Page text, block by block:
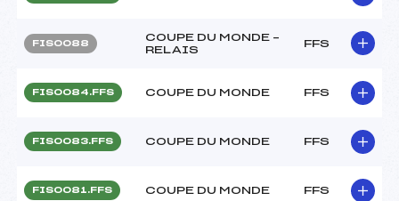
FIS0088
COUPE DU MONDE –
RELAIS
FFS
FIS0084.FFS COUPE DU MONDE FFS
FIS0083.FFS COUPE DU MONDE FFS
FIS0081.FFS COUPE DU MONDE FFS